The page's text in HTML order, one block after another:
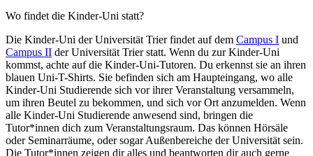
Wo findet die Kinder-Uni statt?
Die Kinder-Uni der Universität Trier findet auf dem Campus I und
Campus II der Universität Trier statt. Wenn du zur Kinder-Uni
kommst, achte auf die Kinder-Uni-Tutoren. Du erkennst sie an ihren
blauen Uni-T-Shirts. Sie befinden sich am Haupteingang, wo alle
Kinder-Uni Studierende sich vor ihrer Veranstaltung versammeln,
um ihren Beutel zu bekommen, und sich vor Ort anzumelden. Wenn
alle Kinder-Uni Studierende anwesend sind, bringen die
Tutor*innen dich zum Veranstaltungsraum. Das können Hörsäle
oder Seminarräume, oder sogar Außenbereiche der Universität sein.
Die Tutor*innen zeigen dir alles und beantworten dir auch gerne